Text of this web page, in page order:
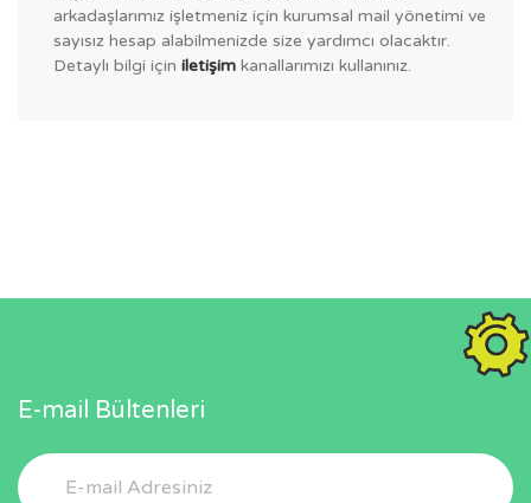
arkadaşlarımız işletmeniz için kurumsal mail yönetimi ve
sayısız hesap alabilmenizde size yardımcı olacaktır.
Detaylı bilgi için iletişim kanallarımızı kullanınız.
E-mail Bültenleri